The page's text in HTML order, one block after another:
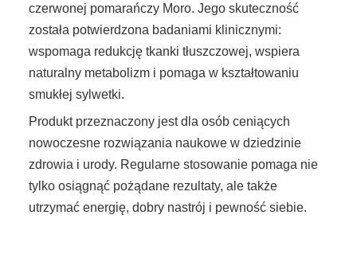
czerwonej pomarańczy Moro. Jego skuteczność
została potwierdzona badaniami klinicznymi:
wspomaga redukcję tkanki tłuszczowej, wspiera
naturalny metabolizm i pomaga w kształtowaniu
smukłej sylwetki.
Produkt przeznaczony jest dla osób ceniących
nowoczesne rozwiązania naukowe w dziedzinie
zdrowia i urody. Regularne stosowanie pomaga nie
tylko osiągnąć pożądane rezultaty, ale także
utrzymać energię, dobry nastrój i pewność siebie.